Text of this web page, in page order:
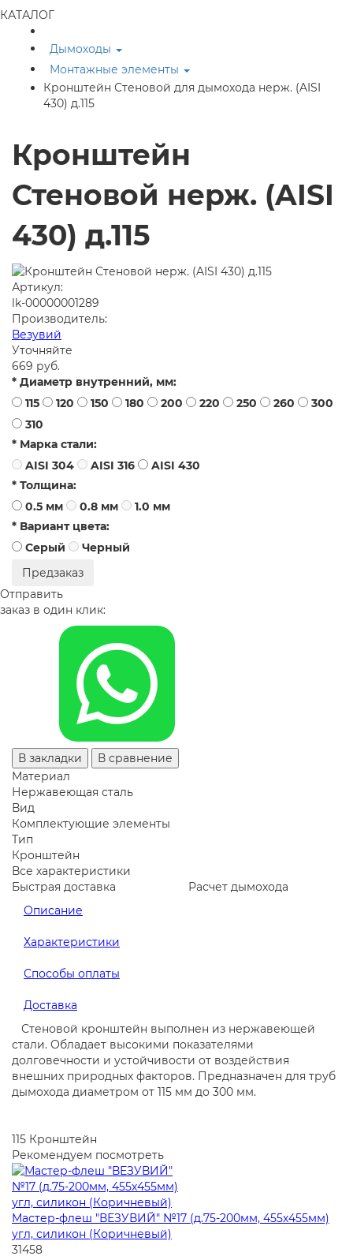
КАТАЛОГ
Дымоходы
Монтажные элементы
Кронштейн Стеновой для дымохода нерж. (AISI
430) д.115
Кронштейн
Стеновой нерж. (AISI
430) д.115
Артикул:
lk-00000001289
Производитель:
Везувий
Уточняйте
669 руб.
* Диаметр внутренний, мм:
115
120 150 180 200 220 250 260
300
310
* Марка стали:
AISI 304
AISI 316
AISI 430
* Толщина:
0.5 мм
0.8 мм
1.0 мм
* Вариант цвета:
Серый
Черный
Предзаказ
Отправить
заказ в один клик:
В закладки
В сравнение
Материал
Нержавеющая сталь
Вид
Комплектующие элементы
Тип
Кронштейн
Все характеристики
Быстрая доставка
Расчет дымохода
Описание
Характеристики
Способы оплаты
Доставка
Стеновой кронштейн выполнен из нержавеющей
стали. Обладает высокими показателями
долговечности и устойчивости от воздействия
внешних природных факторов. Предназначен для труб
дымохода диаметром от 115 мм до 300 мм.
115 Кронштейн
Рекомендуем посмотреть
Мастер-флеш "ВЕЗУВИЙ" №17 (д.75-200мм, 455х455мм)
угл, силикон (Коричневый)
31458